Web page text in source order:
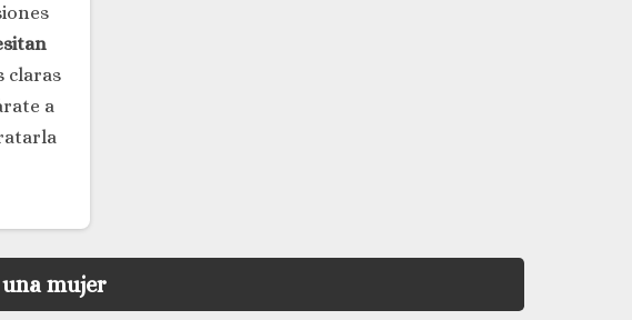
claras
a
mujer